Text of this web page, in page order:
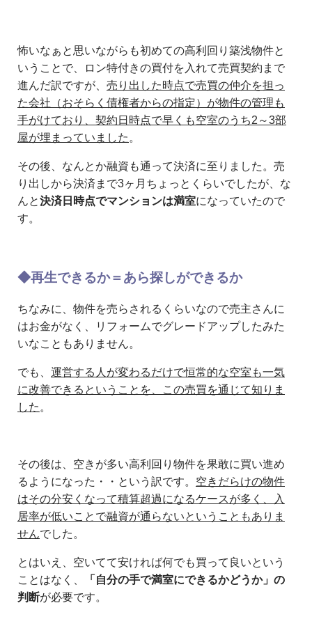
怖いなぁと思いながらも初めての高利回り築浅物件と
いうことで、ロン特付きの買付を入れて売買契約まで
進んだ訳ですが、 売り出した時点で売買の仲介を担っ
た会社（おそらく債権者からの指定）が物件の管理も
手がけており、契約日時点で早くも空室のうち2～3部
屋が埋まっていました 。
その後、なんとか融資も通って決済に至りました。売
り出しから決済まで3ヶ月ちょっとくらいでしたが、な
んと決済日時点でマンションは満室になっていたので
す。
◆再生できるか＝あら探しができるか
ちなみに、物件を売らされるくらいなので売主さんに
はお金がなく、リフォームでグレードアップしたみた
いなこともありません。
でも、 運営する人が変わるだけで恒常的な空室も一気
に改善できるということを、この売買を通じて知りま
した 。
その後は、空きが多い高利回り物件を果敢に買い進め
るようになった・・という訳です。 空きだらけの物件
はその分安くなって積算超過になるケースが多く、入
居率が低いことで融資が通らないということもありま
せんでした。
とはいえ、空いてて安ければ何でも買って良いという
ことはなく、
「自分の手で満室にできるかどうか」の
判断が必要です。